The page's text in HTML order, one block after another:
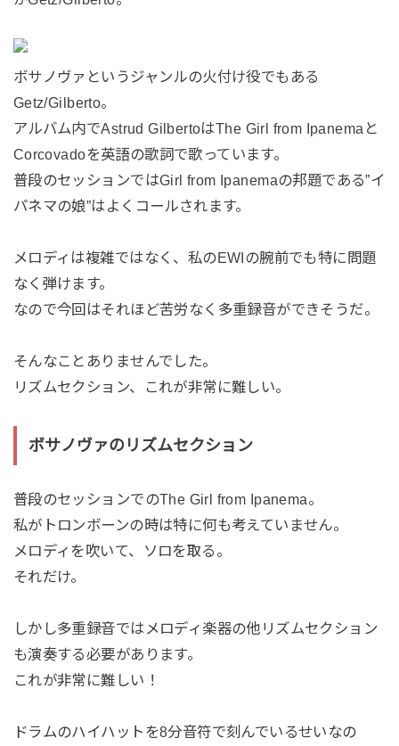
ボサノヴァというジャンルの火付け役でもある
Getz/Gilberto。
アルバム内でAstrud GilbertoはThe Girl from Ipanemaと
Corcovadoを英語の歌詞で歌っています。
普段のセッションではGirl from Ipanemaの邦題である”イ
パネマの娘”はよくコールされます。
メロディは複雑ではなく、私のEWIの腕前でも特に問題
なく弾けます。
なので今回はそれほど苦労なく多重録音ができそうだ。
そんなことありませんでした。
リズムセクション、これが非常に難しい。
ボサノヴァのリズムセクション
普段のセッションでのThe Girl from Ipanema。
私がトロンボーンの時は特に何も考えていません。
メロディを吹いて、ソロを取る。
それだけ。
しかし多重録音ではメロディ楽器の他リズムセクション
も演奏する必要があります。
これが非常に難しい！
ドラムのハイハットを8分音符で刻んでいるせいなの